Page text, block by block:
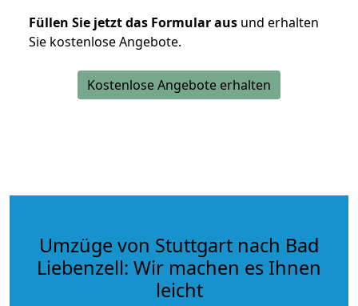
Füllen Sie jetzt das Formular aus und erhalten
Sie kostenlose Angebote.
Kostenlose Angebote erhalten
Umzüge von Stuttgart nach Bad
Liebenzell: Wir machen es Ihnen
leicht